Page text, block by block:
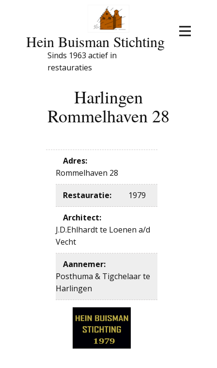
Hein Buisman Stichting
Sinds 1963 actief in
restauraties
Harlingen
Rommelhaven 28
Adres:
Rommelhaven 28
Restauratie: 1979
Architect:
J.D.Ehlhardt te Loenen a/d
Vecht
Aannemer:
Posthuma & Tigchelaar te
Harlingen
1979